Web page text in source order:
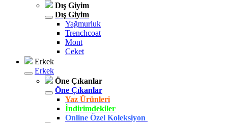
Dış Giyim
Dış Giyim
Yağmurluk
Trenchcoat
Mont
Ceket
Erkek
Erkek
Öne Çıkanlar
Öne Çıkanlar
Yaz Ürünleri
İndirimdekiler
Online Özel Koleksiyon